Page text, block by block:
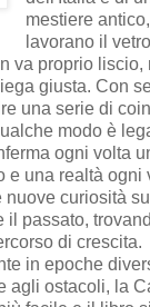
mestiere
lavorano il
va proprio
giusta. Con
una serie di
modo è
ogni volta
e una realtà
curiosità
passato,
di crescita.
in epoche
agli ostacoli, la